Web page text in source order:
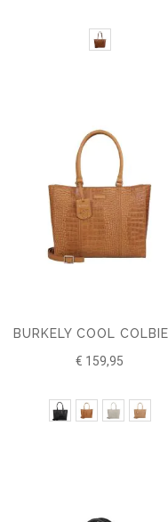
€ 159,95